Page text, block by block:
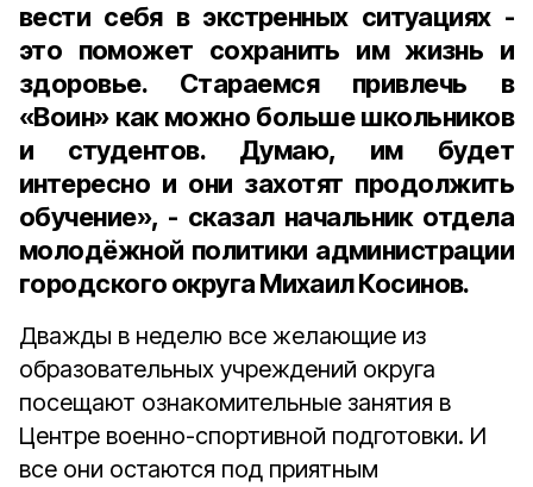
вести себя в экстренных ситуациях -
это поможет сохранить им жизнь и
здоровье. Стараемся привлечь в
«Воин» как можно больше школьников
и студентов. Думаю, им будет
интересно и они захотят продолжить
обучение», - сказал начальник отдела
молодёжной политики администрации
городского округа Михаил Косинов.
Дважды в неделю все желающие из
образовательных учреждений округа
посещают ознакомительные занятия в
Центре военно-спортивной подготовки. И
все они остаются под приятным